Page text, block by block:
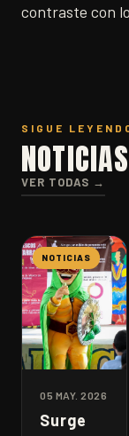
contraste con
SIGUE
NOTICIAS
VER TODAS →
NOTICIAS
05 MAY. 2026
Surge